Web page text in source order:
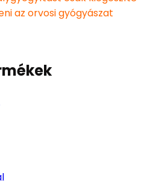
az orvosi gyógyászat